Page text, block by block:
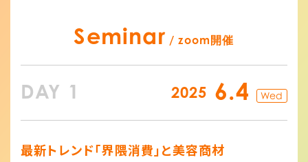
Seminar / zoom開催
DAY 1 2025 6.4 Wed
最新トレンド「界隈消費」と美容商材